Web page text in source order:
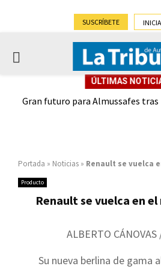
SUSCRÍBETE
PRIMARY
ÚLTIMAS
Gran futuro para Almussafes
Portada » Noticias » Renault se vuelca
Producto
Renault se vuelca en
ALBERTO
Su nueva berlina de gama